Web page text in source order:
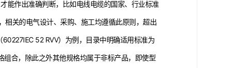
能作出准确判断，比如电线电缆的国家、行业标准
相关的电气设计、采购、施工均遵循此原则，超出
52 RVV）为例，目录中明确适用标准为
合，除此之外其他规格均属于非标产品，即使型